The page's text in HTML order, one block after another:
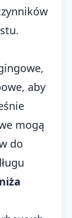
aby
mogą
do